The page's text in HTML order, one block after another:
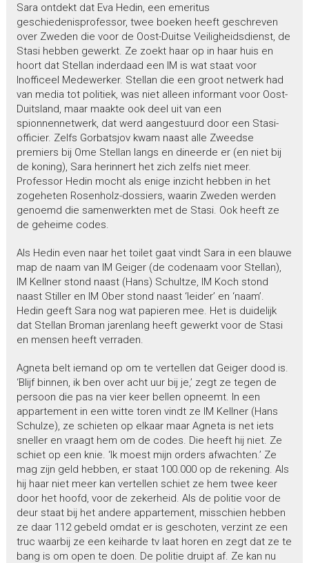
Sara ontdekt dat Eva Hedin, een emeritus
geschiedenisprofessor, twee boeken heeft geschreven
over Zweden die voor de Oost-Duitse Veiligheidsdienst, de
Stasi hebben gewerkt. Ze zoekt haar op in haar huis en
hoort dat Stellan inderdaad een IM is wat staat voor
Inofficeel Medewerker. Stellan die een groot netwerk had
van media tot politiek, was niet alleen informant voor Oost-
Duitsland, maar maakte ook deel uit van een
spionnennetwerk, dat werd aangestuurd door een Stasi-
officier. Zelfs Gorbatsjov kwam naast alle Zweedse
premiers bij Ome Stellan langs en dineerde er (en niet bij
de koning), Sara herinnert het zich zelfs niet meer.
Professor Hedin mocht als enige inzicht hebben in het
zogeheten Rosenholz-dossiers, waarin Zweden werden
genoemd die samenwerkten met de Stasi. Ook heeft ze
de geheime codes.
Als Hedin even naar het toilet gaat vindt Sara in een blauwe
map de naam van IM Geiger (de codenaam voor Stellan),
IM Kellner stond naast (Hans) Schultze, IM Koch stond
naast Stiller en IM Ober stond naast ‘leider’ en ‘naam’.
Hedin geeft Sara nog wat papieren mee. Het is duidelijk
dat Stellan Broman jarenlang heeft gewerkt voor de Stasi
en mensen heeft verraden.
Agneta belt iemand op om te vertellen dat Geiger dood is.
‘Blijf binnen, ik ben over acht uur bij je,’ zegt ze tegen de
persoon die pas na vier keer bellen opneemt. In een
appartement in een witte toren vindt ze IM Kellner (Hans
Schulze), ze schieten op elkaar maar Agneta is net iets
sneller en vraagt hem om de codes. Die heeft hij niet. Ze
schiet op een knie. ‘Ik moest mijn orders afwachten.’ Ze
mag zijn geld hebben, er staat 100.000 op de rekening. Als
hij haar niet meer kan vertellen schiet ze hem twee keer
door het hoofd, voor de zekerheid. Als de politie voor de
deur staat bij het andere appartement, misschien hebben
ze daar 112 gebeld omdat er is geschoten, verzint ze een
truc waarbij ze een keiharde tv laat horen en zegt dat ze te
bang is om open te doen. De politie druipt af. Ze kan nu